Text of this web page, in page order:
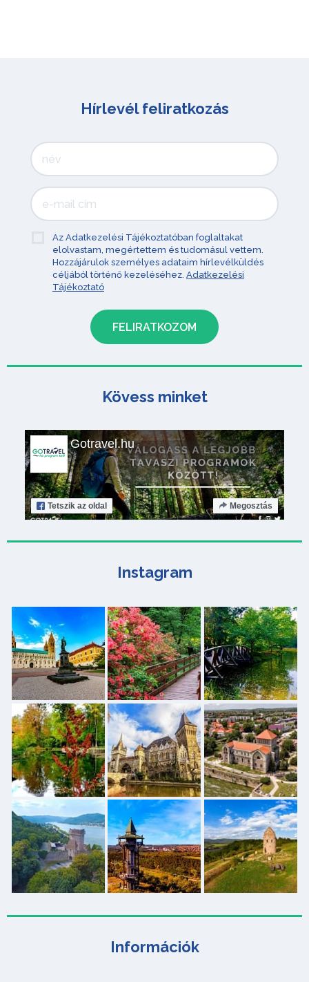
Információk
Hírlevél feliratkozás
Az Adatkezelési Tájékoztatóban foglaltakat
elolvastam, megértettem és tudomásul vettem.
Hozzájárulok személyes adataim hírlevélküldés
céljából történő kezeléséhez. Adatkezelési
Tájékoztató
Kövess minket
Gotravel.hu
Tetszik az oldal Megosztás
Instagram